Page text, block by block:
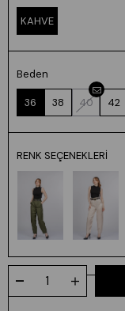
KAHVE
Beden
36 38 40 42
RENK SEÇENEKLERI